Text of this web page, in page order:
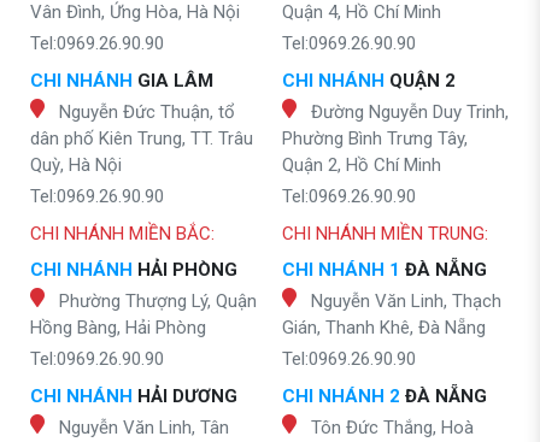
Vân Đình, Ứng Hòa, Hà Nội
Tel:0969.26.90.90
CHI NHÁNH GIA LÂM
Nguyễn Đức Thuận, tổ
dân phố Kiên Trung, TT. Trâu
Quỳ, Hà Nội
Tel:0969.26.90.90
Quận 4, Hồ Chí Minh
Tel:0969.26.90.90
CHI NHÁNH QUẬN 2
Đường Nguyễn Duy Trinh,
Phường Bình Trưng Tây,
Quận 2, Hồ Chí Minh
Tel:0969.26.90.90
CHI NHÁNH MIỀN BẮC:
CHI NHÁNH HẢI PHÒNG
Phường Thượng Lý, Quận
Hồng Bàng, Hải Phòng
Tel:0969.26.90.90
CHI NHÁNH HẢI DƯƠNG
Nguyễn Văn Linh, Tân
CHI NHÁNH MIỀN TRUNG:
CHI NHÁNH 1 ĐÀ NẴNG
Nguyễn Văn Linh, Thạch
Gián, Thanh Khê, Đà Nẵng
Tel:0969.26.90.90
CHI NHÁNH 2 ĐÀ NẴNG
Tôn Đức Thắng, Hoà